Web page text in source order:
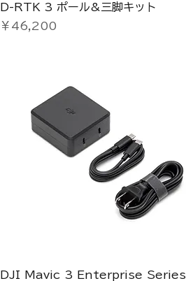
D-RTK 3 ポール&三脚キット
価格
￥46,200
DJI Mavic 3 Enterprise Series